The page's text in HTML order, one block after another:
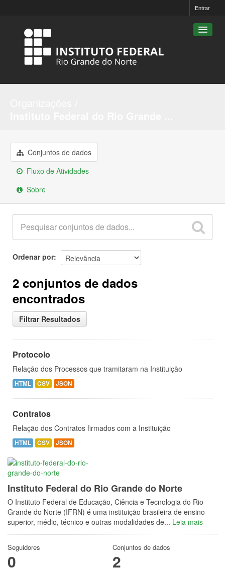
Entrar
Sobre
Conjuntos de dados
Fluxo de Atividades
Sobre
Ordenar por
2 conjuntos de dados
encontrados
Filtrar Resultados
Protocolo
Relação dos Processos que tramitaram na Instituição
HTML CSV JSON
Contratos
Relação dos Contratos firmados com a Instituição
HTML CSV JSON
Instituto Federal do Rio Grande do Norte
O Instituto Federal de Educação, Ciência e Tecnologia do Rio
Grande do Norte (IFRN) é uma instituição brasileira de ensino
superior, médio, técnico e outras modalidades de... Leia mais
Seguidores
0
Conjuntos de dados
2